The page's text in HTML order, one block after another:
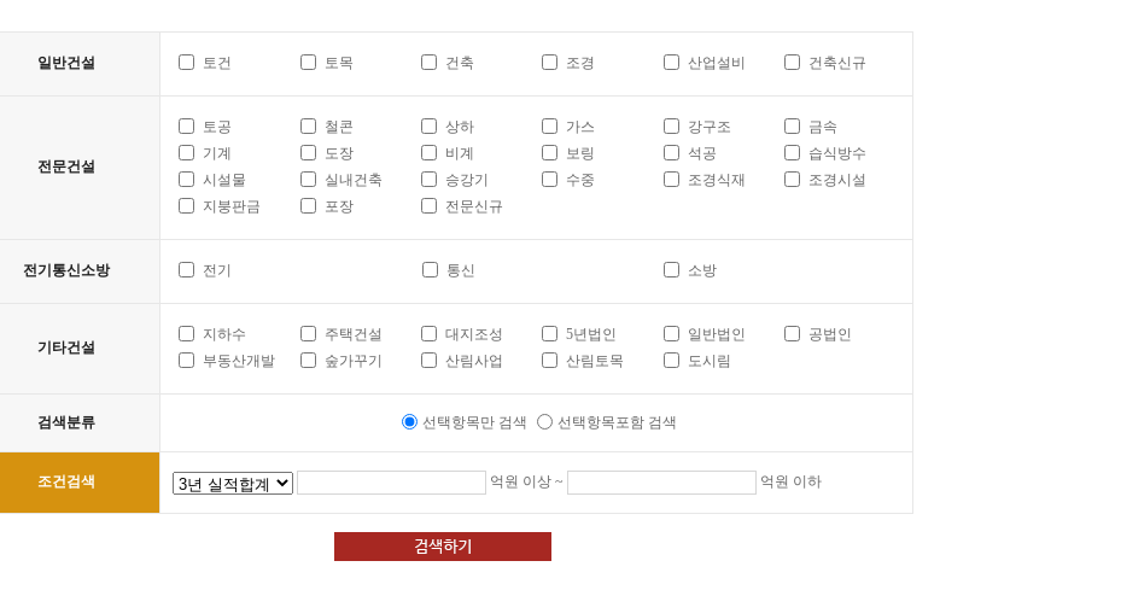
일반건설 토건 토목 건축 조경 산업설비 건축신규
전문건설
토공 철콘 상하 가스 강구조
금속
기계
도장 비계 보링 석공
습식방수
시설물
실내건축 승강기 수중 조경식재
조경시설
지붕판금
포장 전문신규
전기통신소방 전기 통신 소방
기타건설
지하수 주택건설 대지조성 5년법인 일반법인
공법인
부동산개발
숲가꾸기 산림사업 산림토목 도시림
검색분류 선택항목만 검색 선택항목포함 검색
조건검색 억원 이상 ~ 억원 이하